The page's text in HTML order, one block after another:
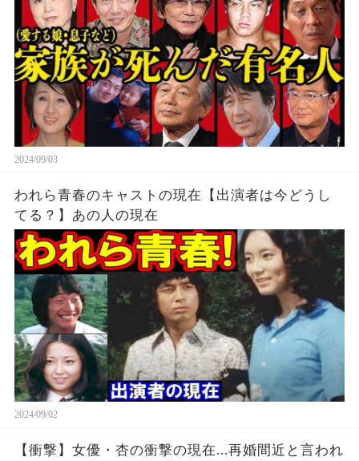
2024/09/03
われら青春のキャストの現在【出演者は今どうし
てる？】あの人の現在
2024/09/02
【衝撃】女優・杏の衝撃の現在...再婚間近と言われ